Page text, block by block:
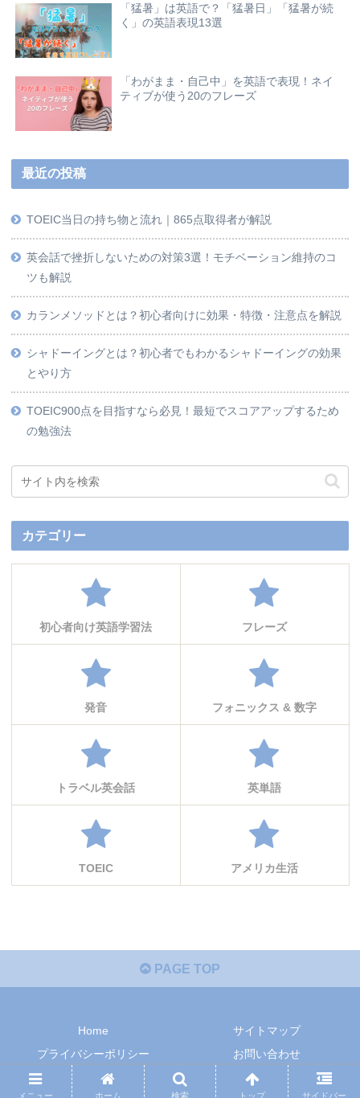
「猛暑」は英語で？「猛暑日」「猛暑が続
く」の英語表現13選
「わがまま・自己中」を英語で表現！ネイ
ティブが使う20のフレーズ
最近の投稿
TOEIC当日の持ち物と流れ｜865点取得者が解説
英会話で挫折しないための対策3選！モチベーション維持のコ
ツも解説
カランメソッドとは？初心者向けに効果・特徴・注意点を解説
シャドーイングとは？初心者でもわかるシャドーイングの効果
とやり方
TOEIC900点を目指すなら必見！最短でスコアアップするため
の勉強法
カテゴリー
初心者向け英語学習法 フレーズ
発音 フォニックス & 数字
トラベル英会話 英単語
TOEIC アメリカ生活
PAGE TOP
Home
サイトマップ
プライバシーポリシー
お問い合わせ
Copyright © 2019-2026 英語らいふ All Rights Reserved.
メニュー ホーム 検索 トップ サイドバー